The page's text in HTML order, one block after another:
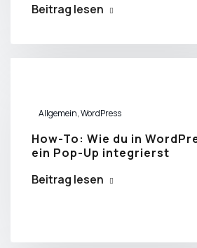
Beitrag lesen
Allgemein,WordPress
How-To: Wie du in
ein Pop-Up integrierst
Beitrag lesen